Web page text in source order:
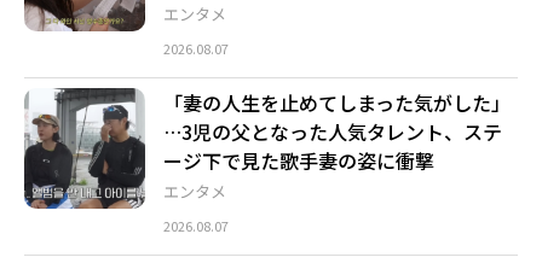
エンタメ
2026.08.07
エンタメ
「妻の人生を止めてしまった気がした」
…3児の父となった人気タレント、ステ
ージ下で見た歌手妻の姿に衝撃
2026.08.07